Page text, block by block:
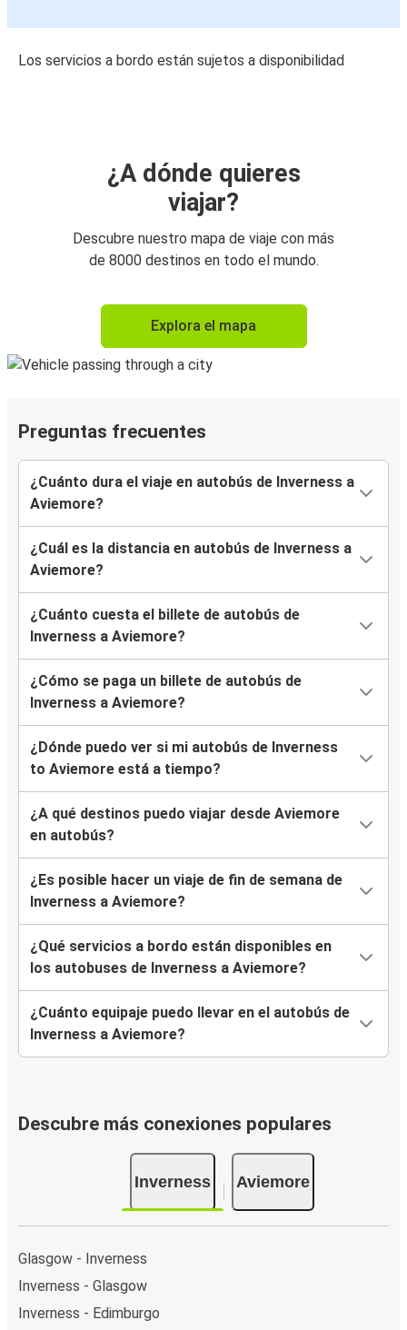
Los servicios a bordo están sujetos a disponibilidad
¿A dónde quieres
viajar?
Descubre nuestro mapa de viaje con más
de 8000 destinos en todo el mundo.
Explora el mapa
Preguntas frecuentes
¿Cuánto dura el viaje en autobús de Inverness a
Aviemore?
¿Cuál es la distancia en autobús de Inverness a
Aviemore?
¿Cuánto cuesta el billete de autobús de
Inverness a Aviemore?
¿Cómo se paga un billete de autobús de
Inverness a Aviemore?
¿Dónde puedo ver si mi autobús de Inverness
to Aviemore está a tiempo?
¿A qué destinos puedo viajar desde Aviemore
en autobús?
¿Es posible hacer un viaje de fin de semana de
Inverness a Aviemore?
¿Qué servicios a bordo están disponibles en
los autobuses de Inverness a Aviemore?
¿Cuánto equipaje puedo llevar en el autobús de
Inverness a Aviemore?
Descubre más conexiones populares
Inverness Aviemore
Glasgow - Inverness
Inverness - Glasgow
Inverness - Edimburgo